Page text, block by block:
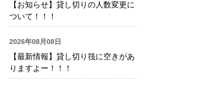
【お知らせ】貸し切りの人数変更に
ついて！！！
2026年08月08日
【最新情報】貸し切り筏に空きがあ
りますよー！！！